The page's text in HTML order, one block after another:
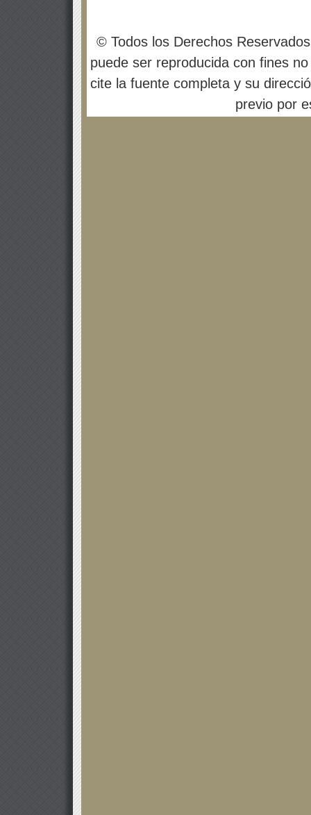
© Todos los Derechos
puede ser reproducida con fines
cite la fuente completa y su
previo por